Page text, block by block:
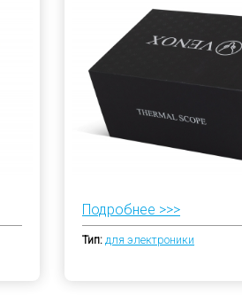
Подробнее >>>
Тип: для электроники